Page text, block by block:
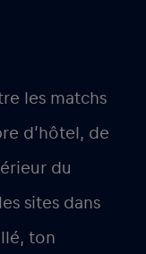
les matchs
d’hôtel, de
du
sites dans
ton